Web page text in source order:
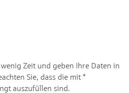
Zeit und geben Ihre Daten in
Sie, dass die mit *
auszufüllen sind.